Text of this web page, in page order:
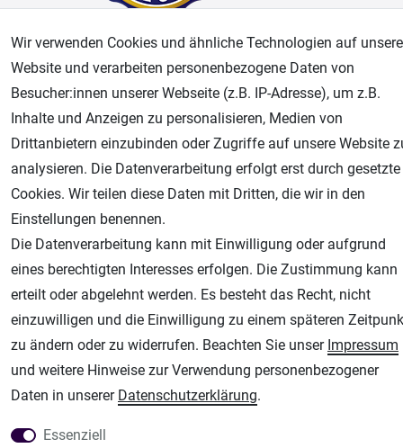
AGB Widerrufsrecht Datenschutz Impressum
Unsere weiteren Shops:
Airbrush-City
Fachhandel für: Airbrushpistolen, Kompressoren, Airbrushfarben
Modellbau-City
Modellbau Shop
Plotter-City
Schneideplotter, Transferpressen, Siebdruck und Plotterfolien
Im Shop Kaufen
Küchen Zubehör - Haus/Garten - Tierbedarf
Wir verwenden Cookies und ähnliche Technologien auf
Website und verarbeiten personenbezogene Daten von
Besucher:innen unserer Webseite (z.B. IP-Adresse), um z.B.
Inhalte und Anzeigen zu personalisieren, Medien von
Drittanbietern einzubinden oder Zugriffe auf unsere Website
analysieren. Die Datenverarbeitung erfolgt erst durch gesetzte
Cookies. Wir teilen diese Daten mit Dritten, die wir in den
Einstellungen benennen.
Die Datenverarbeitung kann mit Einwilligung oder aufgrund
eines berechtigten Interesses erfolgen. Die Zustimmung kann
erteilt oder abgelehnt werden. Es besteht das Recht, nicht
einzuwilligen und die Einwilligung zu einem späteren
zu ändern oder zu widerrufen. Beachten Sie unser Impressum
und weitere Hinweise zur Verwendung personenbezogener
Daten in unserer Daten­schutz­erklärung.
Essenziell